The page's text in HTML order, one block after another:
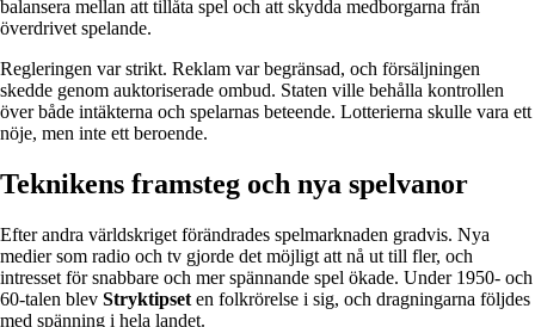
balansera mellan att tillåta spel och att skydda medborgarna från
överdrivet spelande.
Regleringen var strikt. Reklam var begränsad, och försäljningen
skedde genom auktoriserade ombud. Staten ville behålla kontrollen
över både intäkterna och spelarnas beteende. Lotterierna skulle vara ett
nöje, men inte ett beroende.
Teknikens framsteg och nya spelvanor
Efter andra världskriget förändrades spelmarknaden gradvis. Nya
medier som radio och tv gjorde det möjligt att nå ut till fler, och
intresset för snabbare och mer spännande spel ökade. Under 1950- och
60-talen blev Stryktipset en folkrörelse i sig, och dragningarna följdes
med spänning i hela landet.